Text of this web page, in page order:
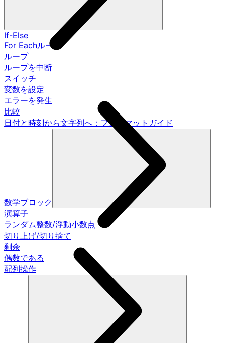
If-Else
For Eachループ
ループ
ループを中断
スイッチ
変数を設定
エラーを発生
比較
日付と時刻から文字列へ：フォーマットガイド
数学ブロック
演算子
ランダム整数/浮動小数点
切り上げ/切り捨て
剰余
偶数である
配列操作